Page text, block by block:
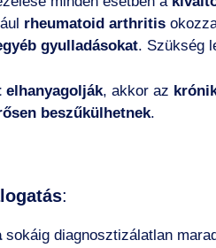
rheumatoid arthritis
gyulladásokat. Szükség
elhanyagolják, akkor az
beszűkülhetnek.
:
sokáig diagnosztizálatlan